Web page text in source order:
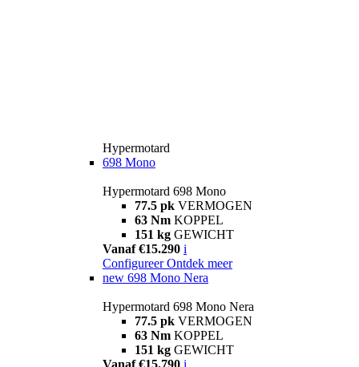
Hypermotard
698 Mono
Hypermotard 698 Mono
77.5 pk VERMOGEN
63 Nm KOPPEL
151 kg GEWICHT
Vanaf €15.290 i
Configureer Ontdek meer
new 698 Mono Nera
Hypermotard 698 Mono Nera
77.5 pk VERMOGEN
63 Nm KOPPEL
151 kg GEWICHT
Vanaf €15.790 i